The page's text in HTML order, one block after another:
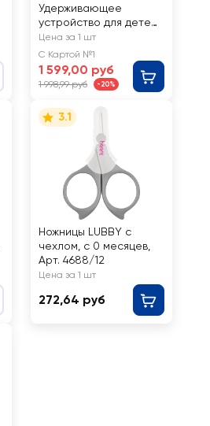
Удерживающее
устройство для детей
KIDS PLANET Foton гр.
3, 22–36кг 6–12 лет,
черный карбон
Цена за 1 шт
С Картой №1
1 599,00 руб
1 998,99 руб -20%
3.1
Ножницы LUBBY с
чехлом, с 0 месяцев,
Арт. 4688/12
Цена за 1 шт
272,64 руб